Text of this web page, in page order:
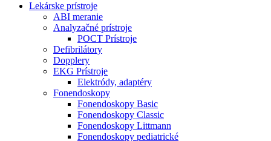
Lekárske prístroje
ABI meranie
Analyzačné prístroje
POCT Prístroje
Defibrilátory
Dopplery
EKG Prístroje
Elektródy, adaptéry
Fonendoskopy
Fonendoskopy Basic
Fonendoskopy Classic
Fonendoskopy Littmann
Fonendoskopy pediatrické